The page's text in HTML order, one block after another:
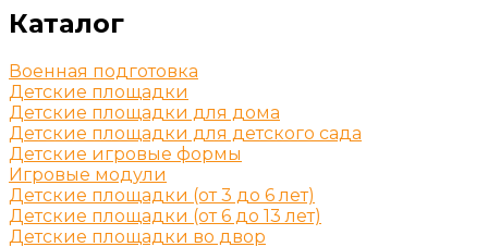
Каталог
Военная подготовка
Детские площадки
Детские площадки для дома
Детские площадки для детского сада
Детские игровые формы
Игровые модули
Детские площадки (от 3 до 6 лет)
Детские площадки (от 6 до 13 лет)
Детские площадки во двор